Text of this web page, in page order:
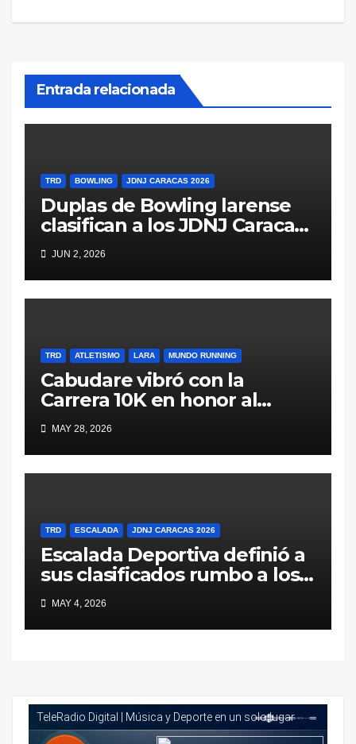
Entrada relacionada
TRD BOWLING JDNJ CARACAS 2026
Duplas de Bowling larense
clasifican a los JDNJ Caracas
2026
JUN 2, 2026
TRD ATLETISMO LARA MUNDO RUNNING
Cabudare vibró con la
Carrera 10K en honor al
General Jacinto Lara (Galería
y Resultados)
MAY 28, 2026
TRD ESCALADA JDNJ CARACAS 2026
Escalada Deportiva definió a
sus clasificados rumbo a los
Juegos Deportivos
Nacionales Juveniles Caracas
2026
MAY 4, 2026